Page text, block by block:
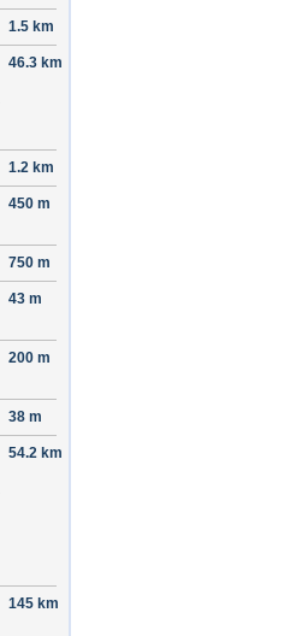
1.5 km
46.3 km
1.2 km
450 m
750 m
43 m
200 m
38 m
54.2 km
145 km